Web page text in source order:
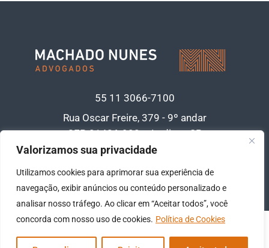
Valorizamos sua privacidade
Utilizamos cookies para aprimorar sua experiência de
navegação, exibir anúncios ou conteúdo personalizado e
analisar nosso tráfego. Ao clicar em “Aceitar todos”, você
concorda com nosso uso de cookies. Política de Cookies
55 11 3066-7100
Rua Oscar Freire, 379 - 9º andar
CEP 01426-900 • Jardins - SP
Acesse nossa política de privacidade de
dados